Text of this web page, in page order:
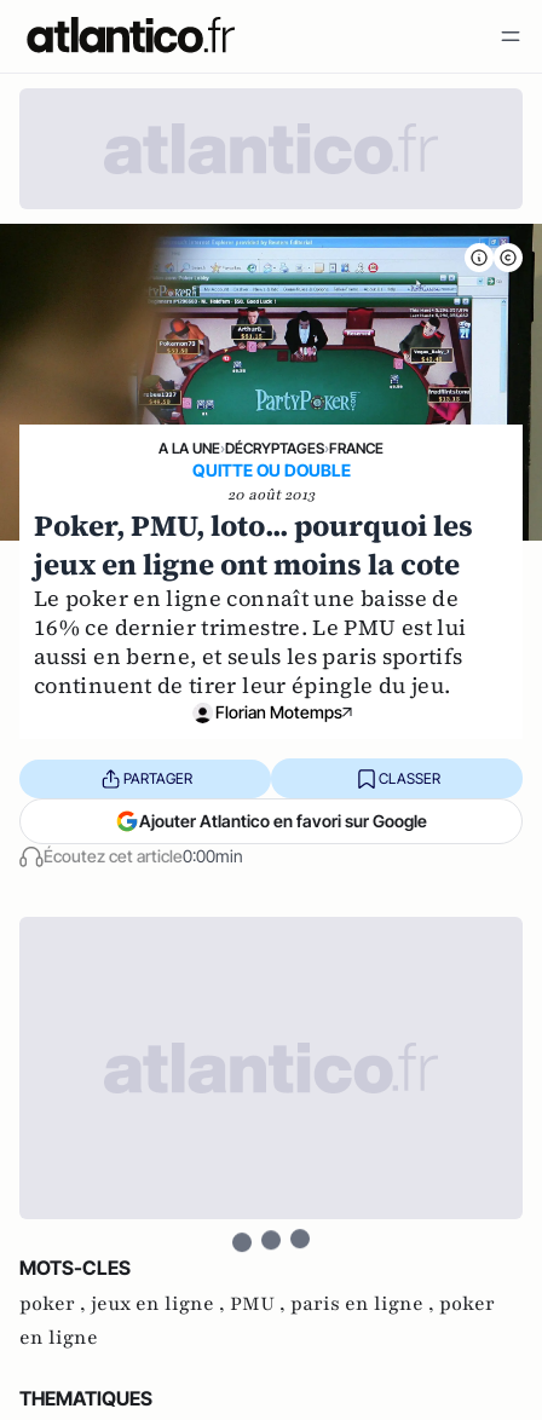
A LA UNE›DÉCRYPTAGES›FRANCE
QUITTE OU DOUBLE
20 août 2013
Poker, PMU, loto... pourquoi les
jeux en ligne ont moins la cote
Le poker en ligne connaît une baisse de
16% ce dernier trimestre. Le PMU est lui
aussi en berne, et seuls les paris sportifs
continuent de tirer leur épingle du jeu.
Florian Motemps
Écoutez cet article0:00min
PARTAGER CLASSER
Ajouter Atlantico en favori sur Google
MOTS-CLES
poker , jeux en ligne , PMU , paris en ligne , poker
en ligne
THEMATIQUES